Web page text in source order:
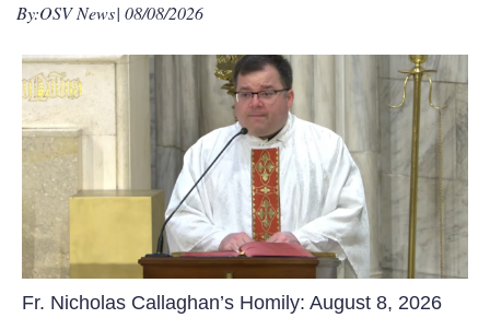
By:OSV News| 08/08/2026
Fr. Nicholas Callaghan’s Homily: August 8, 2026